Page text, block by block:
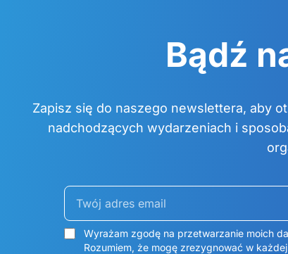
Bądź
Zapisz się do naszego newslettera, aby
nadchodzących wydarzeniach i
Twój adres email
Wyrażam zgodę na przetwarzanie moich
Rozumiem, że mogę zrezygnować w